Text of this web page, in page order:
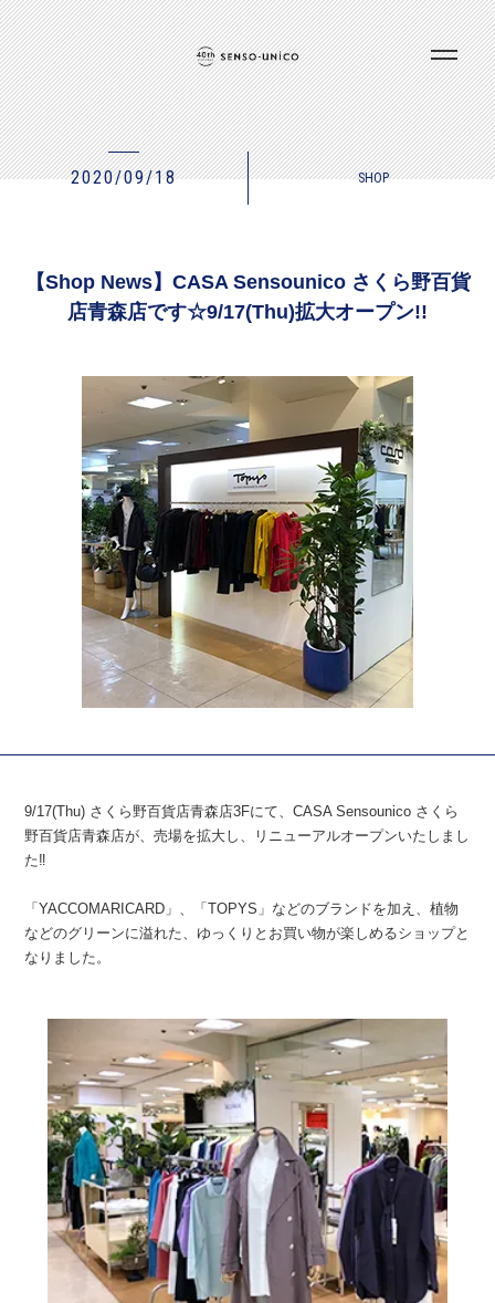
2020/09/18 SHOP
【Shop News】CASA Sensounico さくら野百貨
店青森店です☆9/17(Thu)拡大オープン!!
9/17(Thu) さくら野百貨店青森店3Fにて、CASA Sensounico さくら
野百貨店青森店が、売場を拡大し、リニューアルオープンいたしまし
た‼︎
「YACCOMARICARD」、「TOPYS」などのブランドを加え、植物
などのグリーンに溢れた、ゆっくりとお買い物が楽しめるショップと
なりました。